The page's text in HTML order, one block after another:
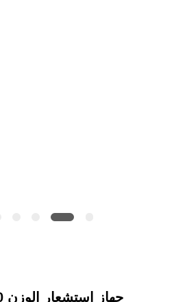
جهاز استشعار الوزن 5000 كجم